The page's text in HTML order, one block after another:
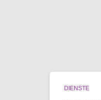
DIENSTE